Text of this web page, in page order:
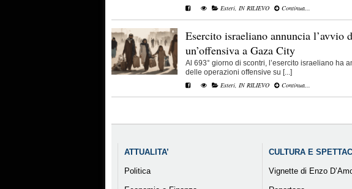
Esteri, IN RILIEVO Continua...
Esercito israeliano annuncia l’avvio
un’offensiva a Gaza City
Al 693° giorno di scontri, l’esercito israeliano ha
delle operazioni offensive su [...]
Esteri IN RILIEVO Continua...
ATTUALITA’
Politica
CULTURA E
Vignette di Enzo